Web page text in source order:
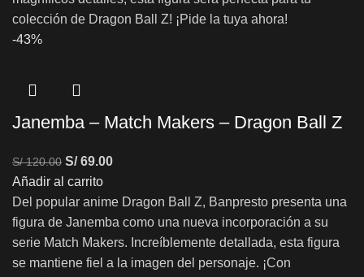
colección de Dragon Ball Z! ¡Pide la tuya ahora!
-43%
Janemba – Match Makers – Dragon Ball Z
S/120.00 S/69.00
Añadir al carrito
Del popular anime Dragon Ball Z, Banpresto presenta una
figura de Janemba como una nueva incorporación a su
serie Match Makers. Increíblemente detallada, esta figura
se mantiene fiel a la imagen del personaje. ¡Con